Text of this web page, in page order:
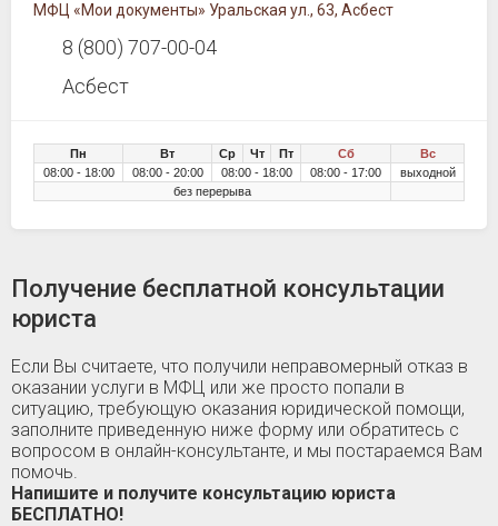
МФЦ «Мои документы» Уральская ул., 63, Асбест
8 (800) 707-00-04
Асбест
Пн Вт Ср Чт Пт Сб
Вс
08:00 - 18:00
08:00 - 20:00 08:00 - 18:00 08:00 - 17:00
выходной
без перерыва
Получение бесплатной консультации
юриста
Если Вы считаете, что получили неправомерный отказ в
оказании услуги в МФЦ или же просто попали в
ситуацию, требующую оказания юридической помощи,
заполните приведенную ниже форму или обратитесь с
вопросом в онлайн-консультанте, и мы постараемся Вам
помочь.
Напишите и получите консультацию юриста
БЕСПЛАТНО!